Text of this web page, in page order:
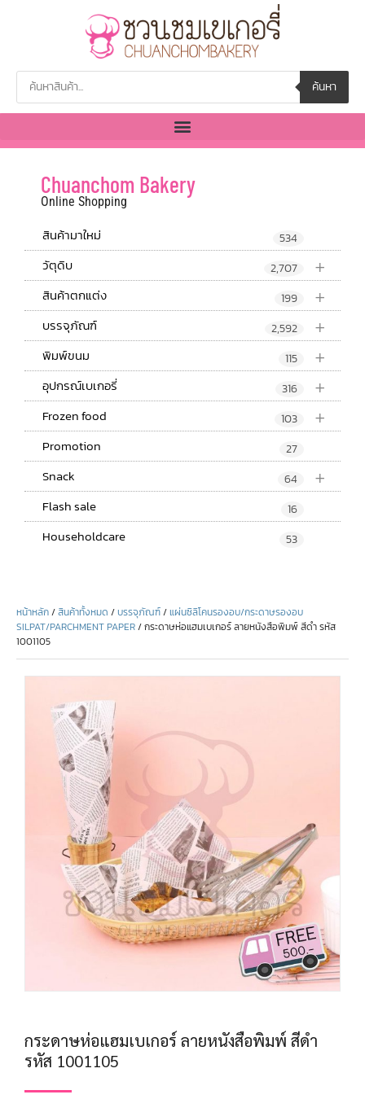
ค้นหา
Chuanchom Bakery
Online Shopping
สินค้ามาใหม่ 534
+
วัตุดิบ 2,707
+
สินค้าตกแต่ง 199
+
บรรจุภัณฑ์ 2,592
+
พิมพ์ขนม 115
+
อุปกรณ์เบเกอรี่ 316
+
Frozen food 103
Promotion 27
+
Snack 64
Flash sale 16
Householdcare 53
หน้าหลัก/สินค้าทั้งหมด /บรรจุภัณฑ์/แผ่นซิลิโคนรองอบ/กระดาษรองอบ
SILPAT/PARCHMENT PAPER/ กระดาษห่อแฮมเบเกอร์ ลายหนังสือพิมพ์ สีดำ รหัส
1001105
กระดาษห่อแฮมเบเกอร์ ลายหนังสือพิมพ์ สีดำ
รหัส 1001105